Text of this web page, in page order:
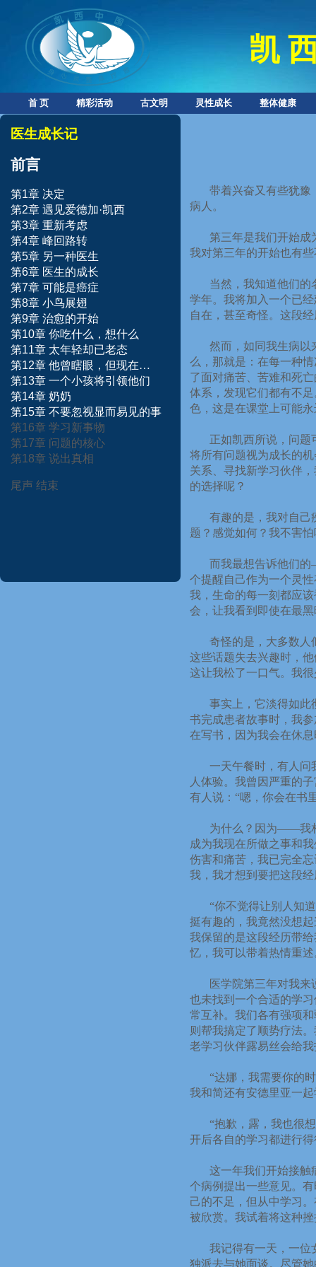
首 页 精彩活动 古文明 灵性成长 整体健康
凯
医生成长记
前言
第1章 决定
第2章 遇见爱德加·凯西
第3章 重新考虑
第4章 峰回路转
第5章 另一种医生
第6章 医生的成长
第7章 可能是癌症
第8章 小鸟展翅
第9章 治愈的开始
第10章 你吃什么，想什么
第11章 太年轻却已老态
第12章 他曾瞎眼，但现在…
第13章 一个小孩将引领他们
第14章 奶奶
第15章 不要忽视显而易见的事
第16章 学习新事物
第17章 问题的核心
第18章 说出真相
尾声 结束
带着兴奋又有些犹豫
病人。
第三年是我们开始成
我对第三年的开始也有
当然，我知道他们的
学年。我将加入一个已
自在，甚至奇怪。这段
然而，如同我生病以
么，那就是：在每一种
了面对痛苦、苦难和死
体系，发现它们都有不
色，这是在课堂上可能
正如凯西所说，问题
将所有问题视为成长的
关系、寻找新学习伙伴
的选择呢？
有趣的是，我对自己
题？感觉如何？我不害
而我最想告诉他们
个提醒自己作为一个灵
我，生命的每一刻都应
会，让我看到即使在最
奇怪的是，大多数人
这些话题失去兴趣时，
这让我松了一口气。我
事实上，它淡得如此
书完成患者故事时，我
在写书，因为我会在休
一天午餐时，有人问
人体验。我曾因严重的
有人说：“嗯，你会在书
为什么？因为——我
成为我现在所做之事和
伤害和痛苦，我已完全
我，我才想到要把这段
“你不觉得让别人知
挺有趣的，我竟然没想
我保留的是这段经历带
忆，我可以带着热情重述
医学院第三年对我来
也未找到一个合适的学
常互补。我们各有强项
则帮我搞定了顺势疗法
老学习伙伴露易丝会给
“达娜，我需要你的
我和简还有安德里亚一
“抱歉，露，我也很
开后各自的学习都进行
这一年我们开始接触
个病例提出一些意见。
己的不足，但从中学习
被欣赏。我试着将这种
我记得有一天，一位
独派去与她面谈。尽管